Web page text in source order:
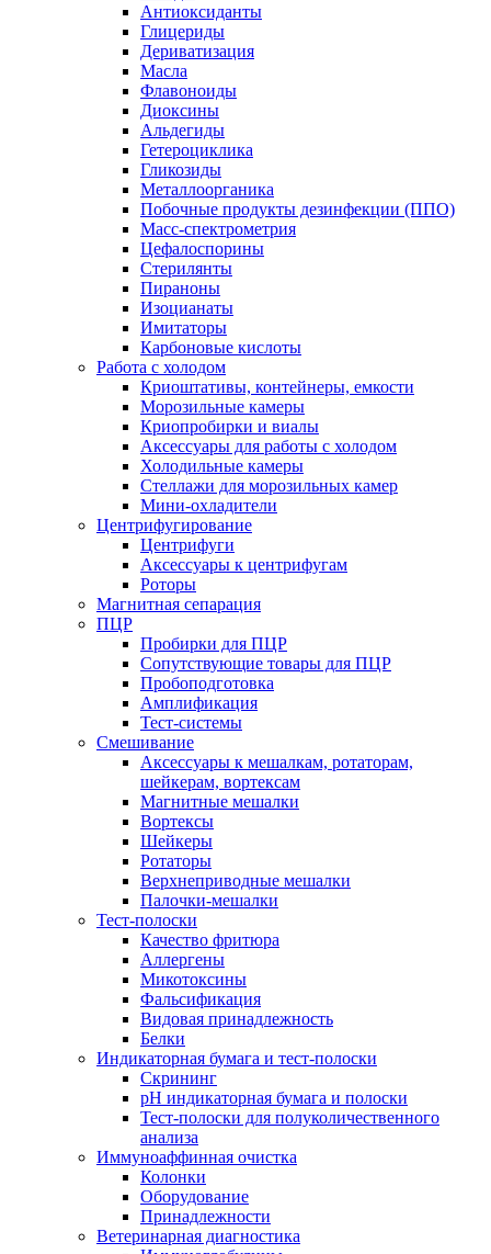
Антиоксиданты
Глицериды
Дериватизация
Масла
Флавоноиды
Диоксины
Альдегиды
Гетероциклика
Гликозиды
Металлоорганика
Побочные продукты дезинфекции (ППО)
Масс-спектрометрия
Цефалоспорины
Стерилянты
Пираноны
Изоцианаты
Имитаторы
Карбоновые кислоты
Работа с холодом
Криоштативы, контейнеры, емкости
Морозильные камеры
Криопробирки и виалы
Аксессуары для работы с холодом
Холодильные камеры
Стеллажи для морозильных камер
Мини-охладители
Центрифугирование
Центрифуги
Аксессуары к центрифугам
Роторы
Магнитная сепарация
ПЦР
Пробирки для ПЦР
Сопутствующие товары для ПЦР
Пробоподготовка
Амплификация
Тест-системы
Смешивание
Аксессуары к мешалкам, ротаторам,
шейкерам, вортексам
Магнитные мешалки
Вортексы
Шейкеры
Ротаторы
Верхнеприводные мешалки
Палочки-мешалки
Тест-полоски
Качество фритюра
Аллергены
Микотоксины
Фальсификация
Видовая принадлежность
Белки
Индикаторная бумага и тест-полоски
Скрининг
pH индикаторная бумага и полоски
Тест-полоски для полуколичественного
анализа
Иммуноаффинная очистка
Колонки
Оборудование
Принадлежности
Ветеринарная диагностика